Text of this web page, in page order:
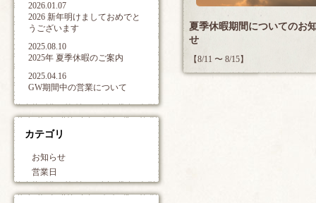
2026.01.07
2026 新年明けましておめでと
うございます
2025.08.10
2025年 夏季休暇のご案内
2025.04.16
GW期間中の営業について
カテゴリ
お知らせ
営業日
夏季休暇期間についてのお
せ
【8/11 〜 8/15】